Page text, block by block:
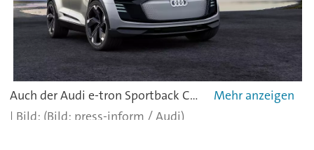
Auch der Audi e-tron Sportback Concept hat einen Singleframe-Grill.
(Bild: press-inform / Audi)